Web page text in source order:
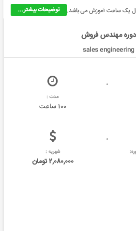
توضیحات بیشتر...
دوره مهندس فروش
sales engineering
مدت :
۱۰۰ ساعت
شهریه :
۲,۰۸۰,۰۰۰ تومان